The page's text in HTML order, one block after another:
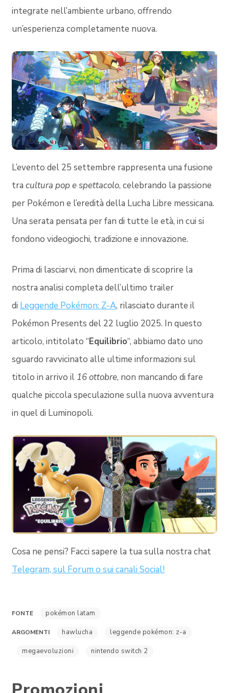
integrate nell’ambiente urbano, offrendo
un’esperienza completamente nuova.
L’evento del 25 settembre rappresenta una fusione
tra cultura pop e spettacolo, celebrando la passione
per Pokémon e l’eredità della Lucha Libre messicana.
Una serata pensata per fan di tutte le età, in cui si
fondono videogiochi, tradizione e innovazione.
Prima di lasciarvi, non dimenticate di scoprire la
nostra analisi completa dell’ultimo trailer
di Leggende Pokémon: Z-A, rilasciato durante il
Pokémon Presents del 22 luglio 2025. In questo
articolo, intitolato “Equilibrio“, abbiamo dato uno
sguardo ravvicinato alle ultime informazioni sul
titolo in arrivo il 16 ottobre, non mancando di fare
qualche piccola speculazione sulla nuova avventura
in quel di Luminopoli.
Cosa ne pensi? Facci sapere la tua sulla nostra chat
Telegram, sul Forum o sui canali Social!
FONTE pokémon latam
ARGOMENTI hawlucha leggende pokémon: z-a
megaevoluzioni nintendo switch 2